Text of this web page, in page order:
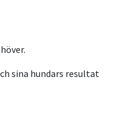
sina hundars resultat